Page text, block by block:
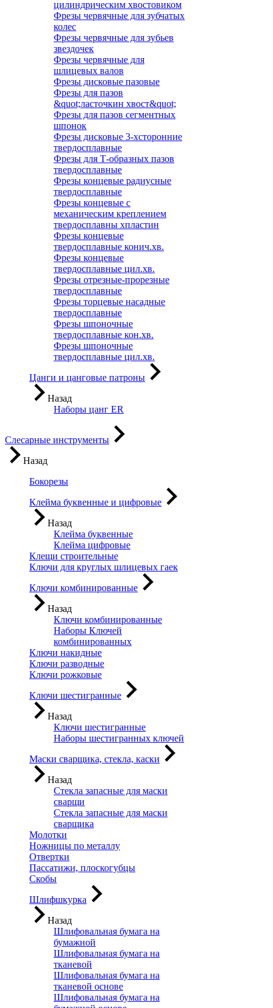
цилиндрическим хвостовиком
Фрезы червячные для зубчатых
колес
Фрезы червячные для зубьев
звездочек
Фрезы червячные для
шлицевых валов
Фрезы дисковые пазовые
Фрезы для пазов
&quot;ласточкин хвост&quot;
Фрезы для пазов сегментных
шпонок
Фрезы дисковые 3-хсторонние
твердосплавные
Фрезы для Т-образных пазов
твердосплавные
Фрезы концевые радиусные
твердосплавные
Фрезы концевые с
механическим креплением
твердосплавны хпластин
Фрезы концевые
твердосплавные конич.хв.
Фрезы концевые
твердосплавные цил.хв.
Фрезы отрезные-прорезные
твердосплавные
Фрезы торцевые насадные
твердосплавные
Фрезы шпоночные
твердосплавные кон.хв.
Фрезы шпоночные
твердосплавные цил.хв.
Цанги и цанговые патроны
Назад
Наборы цанг ER
Слесарные инструменты
Назад
Бокорезы
Клейма буквенные и цифровые
Назад
Клейма буквенные
Клейма цифровые
Клещи строительные
Ключи для круглых шлицевых гаек
Ключи комбинированные
Назад
Ключи комбинированные
Наборы Ключей
комбинированных
Ключи накидные
Ключи разводные
Ключи рожковые
Ключи шестигранные
Назад
Ключи шестигранные
Наборы шестигранных ключей
Маски сварщика, стекла, каски
Назад
Стекла запасные для маски
сварщи
Стекла запасные для маски
сварщика
Молотки
Ножницы по металлу
Отвертки
Пассатижи, плоскогубцы
Скобы
Шлифшкурка
Назад
Шлифовальная бумага на
бумажной
Шлифовальная бумага на
тканевой
Шлифовальная бумага на
тканевой основе
Шлифовальная бумага на